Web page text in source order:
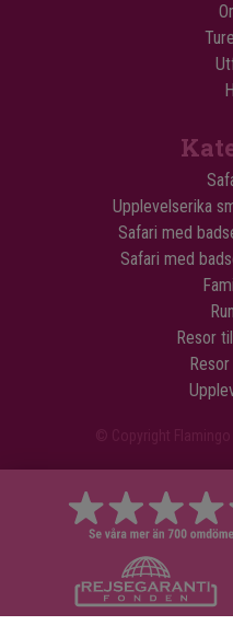
Upplevelserika
Safari med
Safari med
Resor